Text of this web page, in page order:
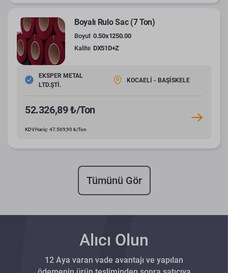
Boyalı Rulo Sac (7 Ton)
Boyut 0.50x1250.00
Kalite DX51D+Z
EKSPER METAL
LTD.ŞTİ.
KOCAELİ - BAŞİSKELE
52.326,89 ₺/Ton
KDV Hariç: 47.569,90 ₺/Ton
Tümünü Gör
Alıcı Olun
12 Aya varan vade avantajı ve yapılan